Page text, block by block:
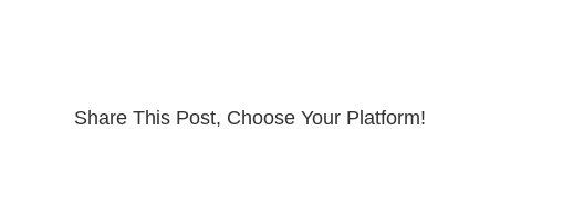
Share This Post, Choose Your Platform!